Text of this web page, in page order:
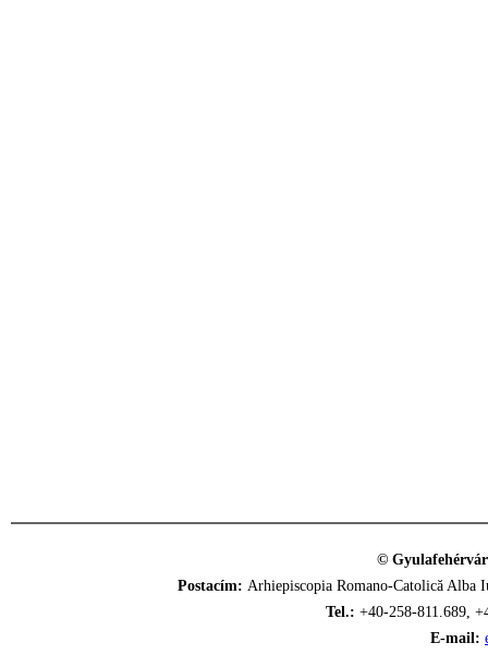
©
Postacím: Arhiepiscopia Romano-Catolică
Tel.: +40-258-811.689,
E-mail: